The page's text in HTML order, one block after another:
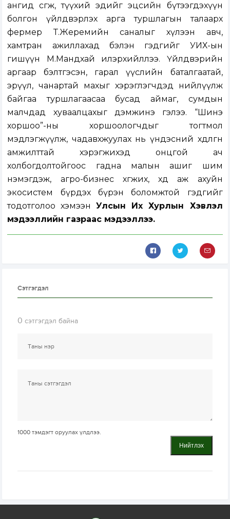
ангид өсгөж, түүхий эдийг эцсийн бүтээгдэхүүн
болгон үйлдвэрлэх арга туршлагын талаарх
фермер Т.Жеремийн саналыг хүлээн авч,
хамтран ажиллахад бэлэн гэдгийг УИХ-ын
гишүүн М.Мандхай илэрхийллээ. Үйлдвэрийн
аргаар бэлтгэсэн, гарал үүслийн баталгаатай,
эрүүл, чанартай махыг хэрэглэгчдэд нийлүүлж
байгаа туршлагаасаа бусад аймаг, сумдын
малчдад хуваалцахыг дэмжинэ гэлээ. “Шинэ
хоршоо”-ны хоршоологчдыг тогтмол
мэдлэгжүүлж, чадавхжуулах нь үндэсний хөдөлгөөн
амжилттай хэрэгжихэд онцгой ач
холбогдолтойгоос гадна малын ашиг шим
нэмэгдэж, агро-бизнес хөгжих, хөдөө аж ахуйн
экосистем бүрдэх бүрэн боломжтой гэдгийг
тодотголоо хэмээнУлсын Их Хурлын Хэвлэл
мэдээллийн газраас мэдээллээ.
Сэтгэгдэл
0 сэтгэгдэл байна
1000 тэмдэгт оруулах үлдлээ.
Нийтлэх